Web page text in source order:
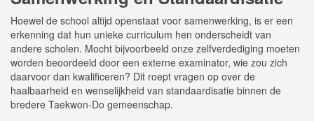
Hoewel de school altijd openstaat voor samenwerking, is er een
erkenning dat hun unieke curriculum hen onderscheidt van
andere scholen. Mocht bijvoorbeeld onze zelfverdediging moeten
worden beoordeeld door een externe examinator, wie zou zich
daarvoor dan kwalificeren? Dit roept vragen op over de
haalbaarheid en wenselijkheid van standaardisatie binnen de
bredere Taekwon-Do gemeenschap.